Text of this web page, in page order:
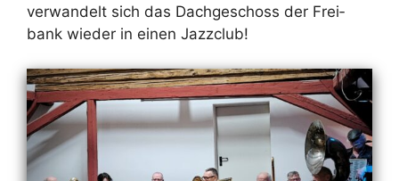
ver­wan­delt sich das Dach­ge­schoss der Frei­
bank wie­der in ei­nen Jazz­club!